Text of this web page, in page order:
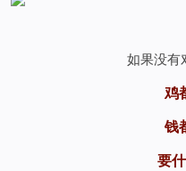
如果没有
鸡
钱
要